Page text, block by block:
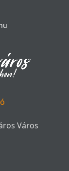
Város